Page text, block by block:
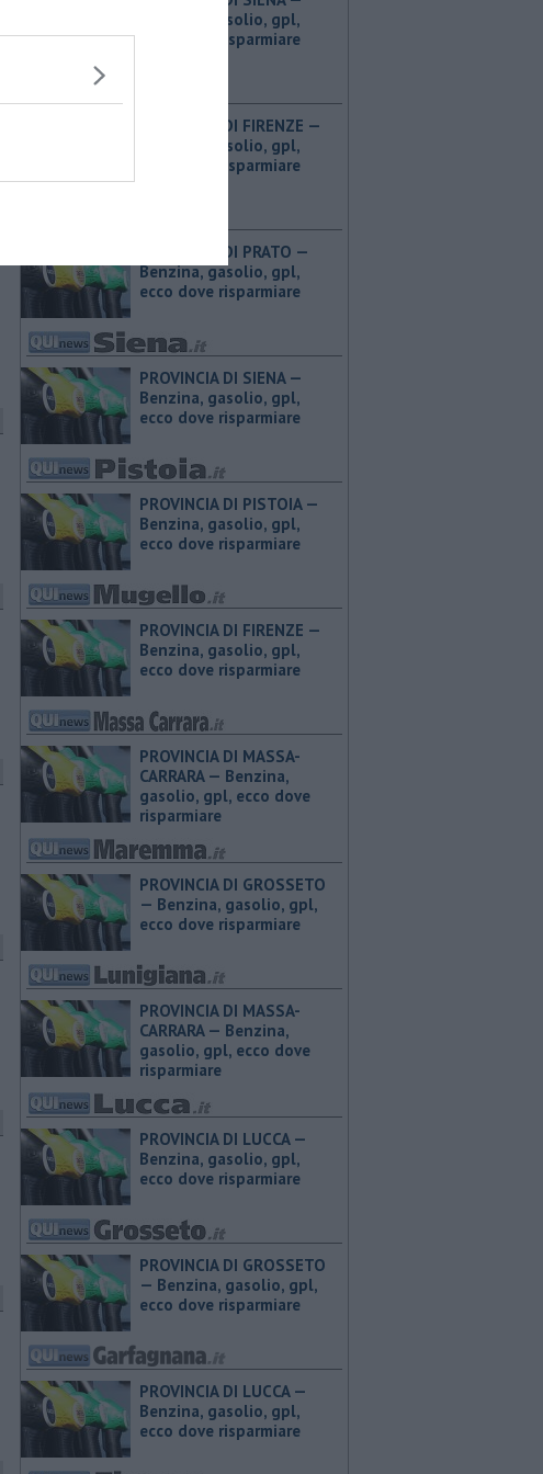
Benzina, gasolio, gpl,
ecco dove risparmiare
PROVINCIA DI FIRENZE — ​
Benzina, gasolio, gpl,
ecco dove risparmiare
PROVINCIA DI PRATO — ​
Benzina, gasolio, gpl,
ecco dove risparmiare
PROVINCIA DI SIENA — ​
Benzina, gasolio, gpl,
ecco dove risparmiare
PROVINCIA DI PISTOIA — ​
Benzina, gasolio, gpl,
ecco dove risparmiare
PROVINCIA DI FIRENZE — ​
Benzina, gasolio, gpl,
ecco dove risparmiare
PROVINCIA DI MASSA-
CARRARA — ​Benzina,
gasolio, gpl, ecco dove
risparmiare
PROVINCIA DI GROSSETO
— ​Benzina, gasolio, gpl,
ecco dove risparmiare
PROVINCIA DI MASSA-
CARRARA — ​Benzina,
gasolio, gpl, ecco dove
risparmiare
PROVINCIA DI LUCCA — ​
Benzina, gasolio, gpl,
ecco dove risparmiare
PROVINCIA DI GROSSETO
— ​Benzina, gasolio, gpl,
ecco dove risparmiare
PROVINCIA DI LUCCA — ​
Benzina, gasolio, gpl,
ecco dove risparmiare